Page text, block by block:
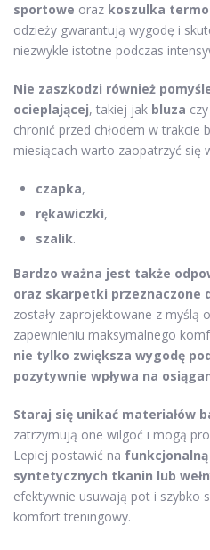
sportowe oraz koszulka
odzieży gwarantują wygodę i
niezwykle istotne podczas
Nie zaszkodzi również
ocieplającej, takiej jak bluza czy
chronić przed chłodem w trakcie
miesiącach warto zaopatrzyć się
czapka,
rękawiczki,
szalik.
Bardzo ważna jest także
oraz skarpetki przeznaczone
zostały zaprojektowane z myślą
zapewnieniu maksymalnego
nie tylko zwiększa wygodę
pozytywnie wpływa na
Staraj się unikać materiałów
zatrzymują one wilgoć i mogą
Lepiej postawić na
syntetycznych tkanin lub
efektywnie usuwają pot i szybko
komfort treningowy.